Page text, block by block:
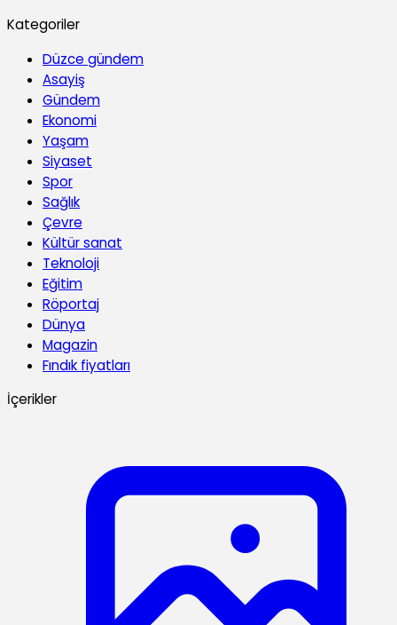
Kategoriler
Düzce gündem
Asayiş
Gündem
Ekonomi
Yaşam
Siyaset
Spor
Sağlık
Çevre
Kültür sanat
Teknoloji
Eğitim
Röportaj
Dünya
Magazin
Fındık fiyatları
İçerikler